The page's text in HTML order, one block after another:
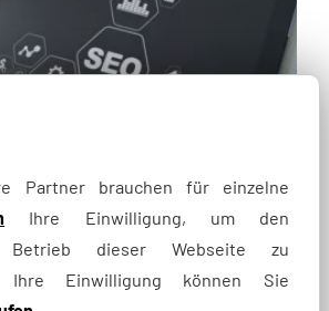
SEO
Partner brauchen für einzelne
Ihre Einwilligung, um den
Betrieb dieser Webseite zu
Ihre Einwilligung können Sie